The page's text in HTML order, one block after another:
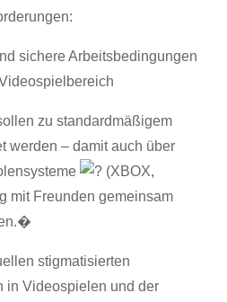
sichere Arbeitsbedingungen
zu standardmäßigem
werden – damit auch über
(XBOX,
mit Freunden gemeinsam
stigmatisierten
in Videospielen und der